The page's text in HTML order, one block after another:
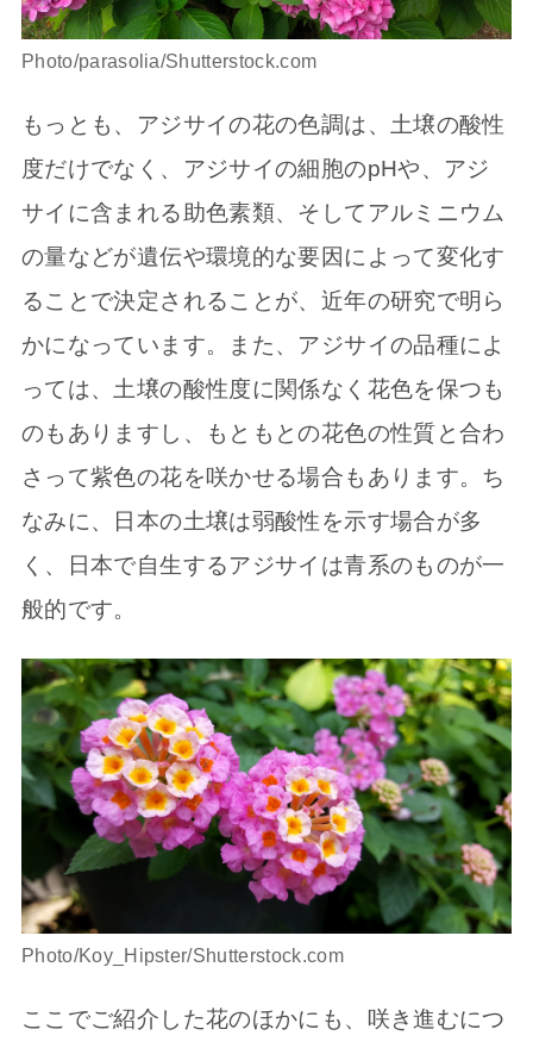
Photo/parasolia/Shutterstock.com
もっとも、アジサイの花の色調は、土壌の酸性
度だけでなく、アジサイの細胞のpHや、アジ
サイに含まれる助色素類、そしてアルミニウム
の量などが遺伝や環境的な要因によって変化す
ることで決定されることが、近年の研究で明ら
かになっています。また、アジサイの品種によ
っては、土壌の酸性度に関係なく花色を保つも
のもありますし、もともとの花色の性質と合わ
さって紫色の花を咲かせる場合もあります。ち
なみに、日本の土壌は弱酸性を示す場合が多
く、日本で自生するアジサイは青系のものが一
般的です。
Photo/Koy_Hipster/Shutterstock.com
ここでご紹介した花のほかにも、咲き進むにつ